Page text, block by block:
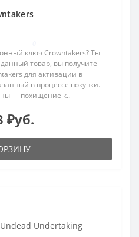
ключ Crowntakers? Ты
товар, вы получите
для активации в
в процессе покупки.
— похищение к..
₽уб.